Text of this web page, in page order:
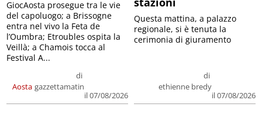
Aosta
di
gazzettamatin
il 07/08/2026
GiocAosta prosegue tra le vie
del capoluogo; a Brissogne
entra nel vivo la Feta de
l’Oumbra; Etroubles ospita la
Veillà; a Chamois tocca al
Festival A...
di
ethienne bredy
il 07/08/2026
Questa mattina, a palazzo
regionale, si è tenuta la
cerimonia di giuramento